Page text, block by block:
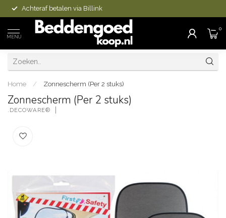
Achteraf betalen via Billink
MENU
0
Home / Zonnescherm (Per 2 stuks)
Zonnescherm (Per 2 stuks)
.DECOWARE®